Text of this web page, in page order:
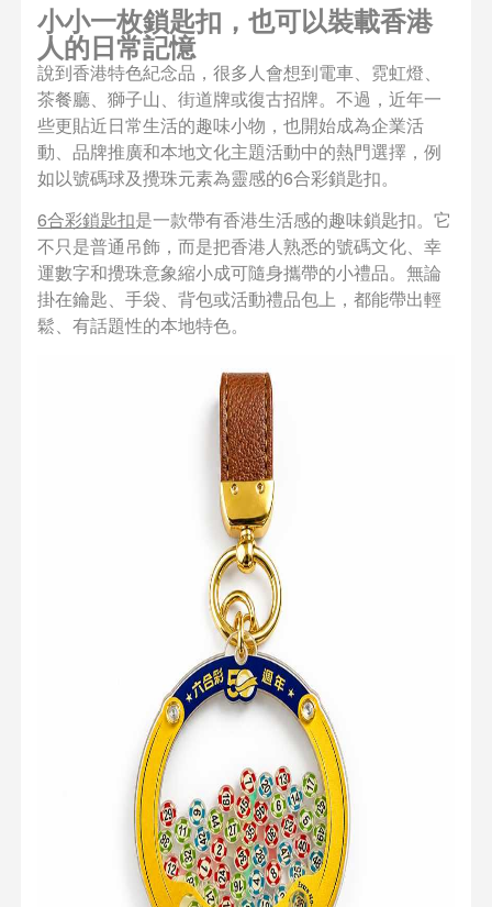
小小一枚鎖匙扣，也可以裝載香港
人的日常記憶
說到香港特色紀念品，很多人會想到電車、霓虹燈、
茶餐廳、獅子山、街道牌或復古招牌。不過，近年一
些更貼近日常生活的趣味小物，也開始成為企業活
動、品牌推廣和本地文化主題活動中的熱門選擇，例
如以號碼球及攪珠元素為靈感的6合彩鎖匙扣。
6合彩鎖匙扣是一款帶有香港生活感的趣味鎖匙扣。它
不只是普通吊飾，而是把香港人熟悉的號碼文化、幸
運數字和攪珠意象縮小成可隨身攜帶的小禮品。無論
掛在鑰匙、手袋、背包或活動禮品包上，都能帶出輕
鬆、有話題性的本地特色。